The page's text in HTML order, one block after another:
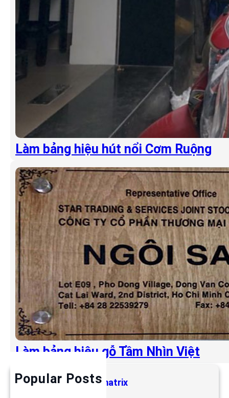
Làm bảng hiệu hút nổi Cơm Ruộng
Làm bảng hiệu gỗ Tầm Nhìn Việt
Popular Posts
Làm bảng hiệu LED matrix